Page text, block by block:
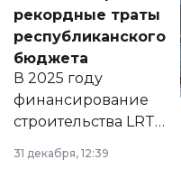
нормативных
правовых актов и
на сайте маслихат
города.
рекордные траты
республиканского
бюджета
В 2025 году
финансирование
строительства LRT
в Астане из
республиканского
31 декабря, 12:39